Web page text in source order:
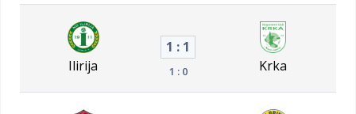
Ilirija
1 : 1
1 : 0 Krka